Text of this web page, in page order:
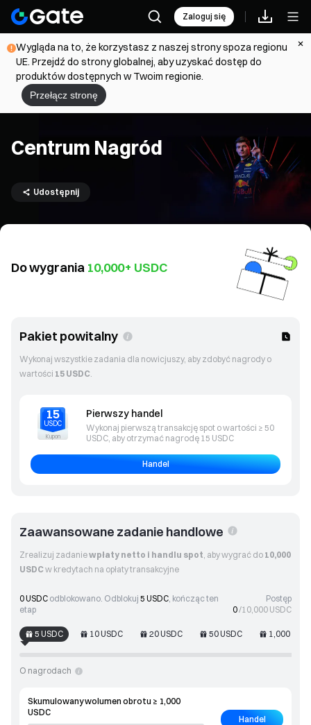
Zaloguj się
Wygląda na to, że korzystasz z naszej strony spoza regionu
UE. Przejdź do strony globalnej, aby uzyskać dostęp do
produktów dostępnych w Twoim regionie.
Przełącz stronę
Centrum Nagród
Udostępnij
Do wygrania 10,000+ USDC
Pakiet powitalny
Wykonaj wszystkie zadania dla nowicjuszy, aby zdobyć nagrody o
wartości 15 USDC.
15
USDC
Kupon
Pierwszy handel
Wykonaj pierwszą transakcję spot o wartości ≥ 50
USDC, aby otrzymać nagrodę 15 USDC
Handel
Zaawansowane zadanie handlowe
Zrealizuj zadaniewpłaty netto i handlu spot, aby wygrać do 10,000
USDCw kredytach na opłaty transakcyjne
0 USDC odblokowano. Odblokuj 5 USDC, kończąc ten
etap
Postęp
0/10,000 USDC
5 USDC 10USDC 20USDC 50USDC 1,000
O nagrodach
Skumulowany wolumen obrotu ≥ 1,000
USDC
Handel